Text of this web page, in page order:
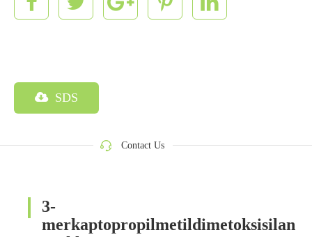
SDS
Contact Us
3-
merkaptopropilmetildimetoksisilan